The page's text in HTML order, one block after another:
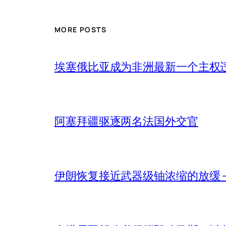
MORE POSTS
埃塞俄比亚成为非洲最新一个主权
阿塞拜疆驱逐两名法国外交官
伊朗恢复接近武器级铀浓缩的放缓